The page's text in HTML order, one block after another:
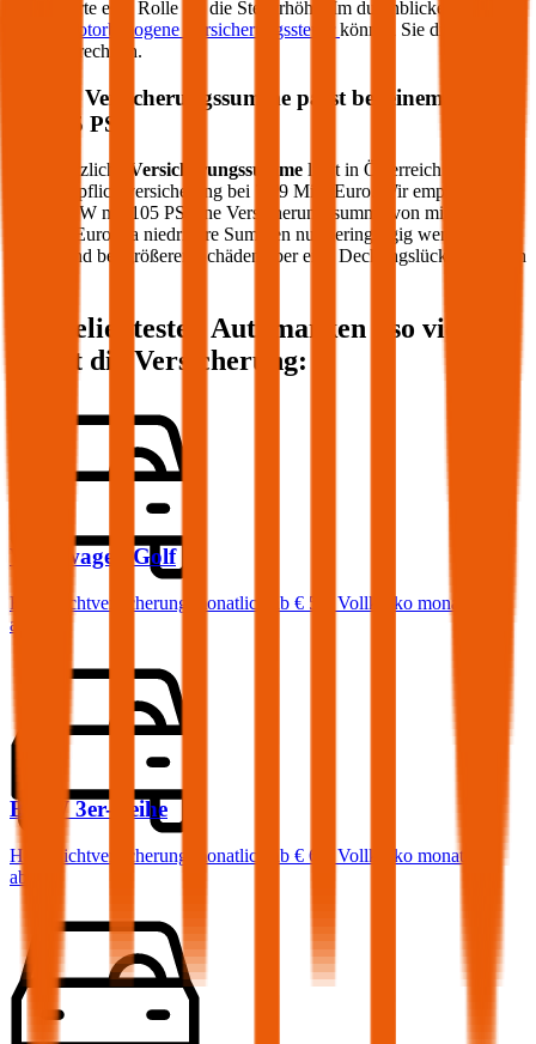
CO2-Werte eine Rolle für die Steuerhöhe. Im durchblicker Rechner
motorbezogene Versicherungssteuer können Sie die Steuer
genau berechnen.
Welche Versicherungssumme passt bei einem PKW
105 PS?
Die gesetzliche Versicherungssumme liegt in Österreich bei der
Kfz-Haftpflichtversicherung bei 7,79 Mio. Euro. Wir empfehlen für
Ihren PKW mit
105 PS eine Versicherungssumme von mindestens
20 Mio. Euro, da niedrigere Summen nur geringfügig weniger
kosten und bei größeren Schäden aber eine Deckungslücke auftreten
Die beliebtesten Automarken - so viel
kostet die Versicherung:
Volkswagen Golf
Haftpflichtversicherung monatlich ab € 50
Vollkasko monatlich
ab …
BMW 3er-Reihe
Haftpflichtversicherung monatlich ab € 68
Vollkasko monatlich
ab …